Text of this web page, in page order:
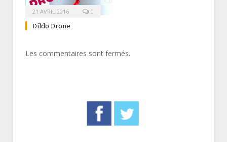
21 AVRIL 2016 0
Dildo Drone
Les commentaires sont fermés.